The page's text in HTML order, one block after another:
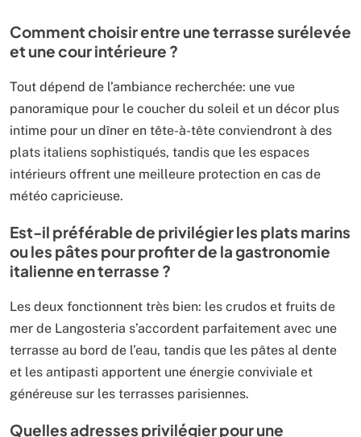
Comment choisir entre une terrasse surélevée
et une cour intérieure ?
Tout dépend de l’ambiance recherchée: une vue
panoramique pour le coucher du soleil et un décor plus
intime pour un dîner en tête-à-tête conviendront à des
plats italiens sophistiqués, tandis que les espaces
intérieurs offrent une meilleure protection en cas de
météo capricieuse.
Est-il préférable de privilégier les plats marins
ou les pâtes pour profiter de la gastronomie
italienne en terrasse ?
Les deux fonctionnent très bien: les crudos et fruits de
mer de Langosteria s’accordent parfaitement avec une
terrasse au bord de l’eau, tandis que les pâtes al dente
et les antipasti apportent une énergie conviviale et
généreuse sur les terrasses parisiennes.
Quelles adresses privilégier pour une